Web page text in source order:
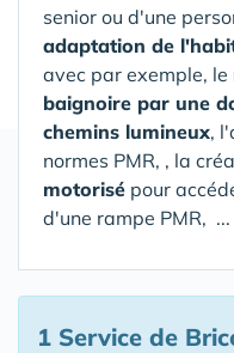
senior ou d'une
adaptation de
avec par exemple, le
baignoire par une
chemins lumineux,
normes PMR, , la
motorisé pour
d'une rampe PMR, ...
1 Service de